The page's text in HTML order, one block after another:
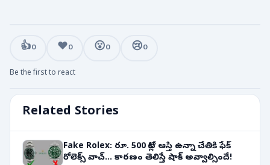
Related Stories
Fake Rolex: రూ. 500 కోట్ల ఆస్తి ఉన్నా చేతికి ఫేక్
రోలెక్స్ వాచ్... కారణం తెలిస్తే షాక్ అవ్వాల్సిందే!
👍0 ❤️0 😮0 😢0
Be the first to react